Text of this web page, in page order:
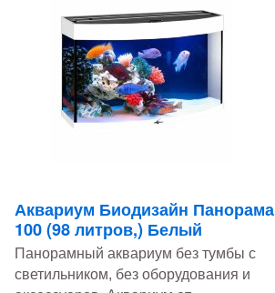
Аквариум Биодизайн Панорама
100 (98 литров,) Белый
Панорамный аквариум без тумбы с
светильником, без оборудования и